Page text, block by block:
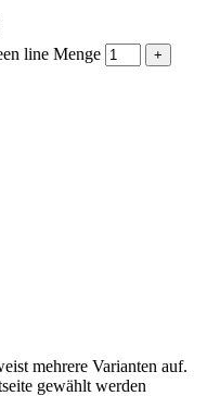
line Menge +
mehrere Varianten auf.
gewählt werden